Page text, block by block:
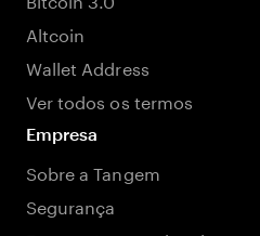
Altcoin
Wallet Address
Ver todos os termos
Empresa
Sobre a Tangem
Segurança